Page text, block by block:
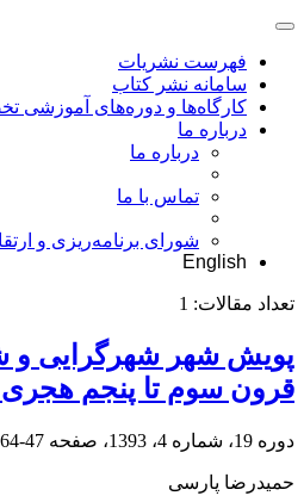
فهرست نشریات
سامانه نشر کتاب
کارگاه‌ها و دوره‌های آموزشی
درباره ما
درباره ما
تماس با ما
شورای برنامه‌ریزی و
English
تعداد مقالات: 1
پویش شهر شهرگرایی و
قرون سوم تا پنجم هجری
دوره 19، شماره 4، 1393، صفحه 47-64
حمید‌رضا پارسی